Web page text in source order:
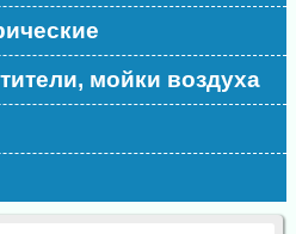
мойки воздуха